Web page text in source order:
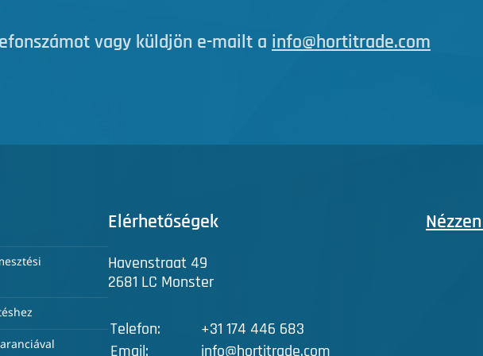
vagy küldjön e-mailt a info@hortitrade.com
Elérhetőségek
Havenstraat 49
2681 LC Monster
Telefon:
+31 174 446 683
Email:
info@hortitrade.com